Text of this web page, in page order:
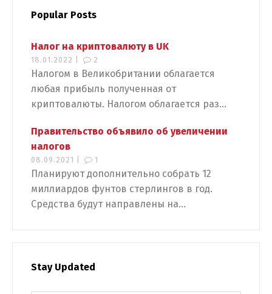
Popular Posts
Налог на криптовалюту в UK
18.01.2022 | 2
Налогом в Великобритании облагается
любая прибыль полученная от
криптовалюты. Налогом облагается раз...
Правительство объявило об увеличении
налогов
08.09.2021 | 1
Планируют дополнительно собрать 12
миллиардов фунтов стерлингов в год.
Средства будут направлены на...
Stay Updated
Switch The Language